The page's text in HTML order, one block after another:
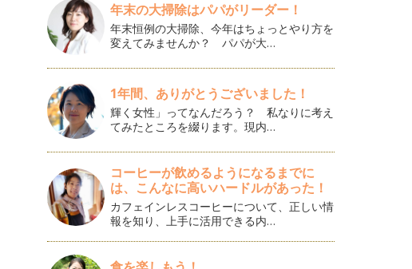
年末の大掃除はパパがリーダー！
年末恒例の大掃除、今年はちょっとやり方を
変えてみませんか？ パパが大…
1年間、ありがとうございました！
輝く女性」ってなんだろう？ 私なりに考え
てみたところを綴ります。現内…
コーヒーが飲めるようになるまでに
は、こんなに高いハードルがあった！
カフェインレスコーヒーについて、正しい情
報を知り、上手に活用できる内…